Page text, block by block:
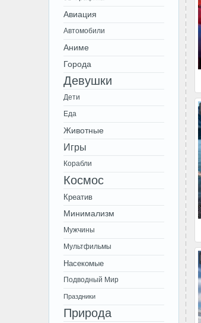
Авиация
Автомобили
Аниме
Города
Девушки
Дети
Еда
Животные
Игры
Корабли
Космос
Креатив
Минимализм
Мужчины
Мультфильмы
Насекомые
Подводный Мир
Праздники
Природа